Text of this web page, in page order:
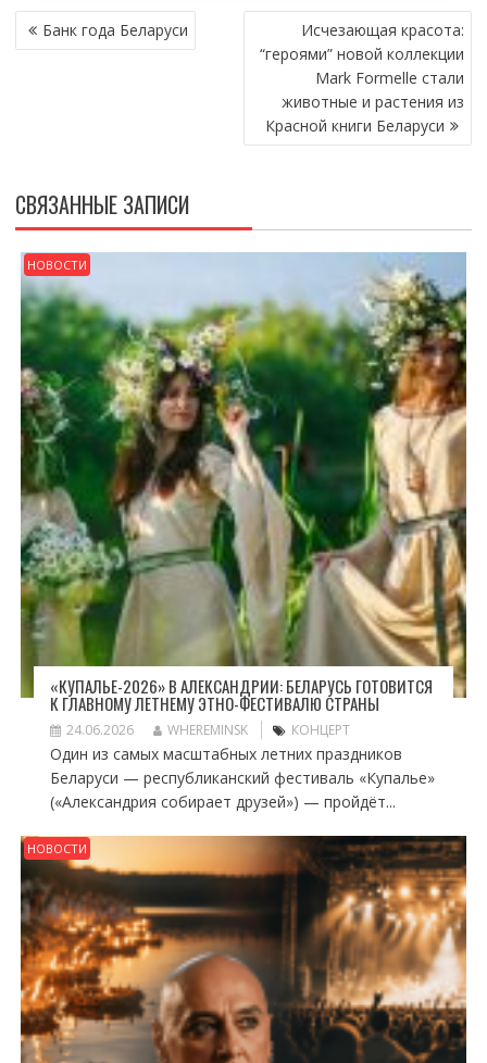
НАВИГАЦИЯ
ПО Банк года Беларуси
Исчезающая красота:
“героями” новой коллекции
Mark Formelle стали
животные и растения из
Красной книги Беларуси
СВЯЗАННЫЕ ЗАПИСИ
НОВОСТИ
«КУПАЛЬЕ-2026» В АЛЕКСАНДРИИ: БЕЛАРУСЬ ГОТОВИТСЯ
К ГЛАВНОМУ ЛЕТНЕМУ ЭТНО-ФЕСТИВАЛЮ СТРАНЫ
24.06.2026 WHEREMINSK КОНЦЕРТ
Один из самых масштабных летних праздников
Беларуси — республиканский фестиваль «Купалье»
(«Александрия собирает друзей») — пройдёт...
НОВОСТИ